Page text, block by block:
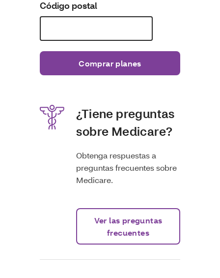
Código postal
Comprar planes
¿Tiene preguntas
sobre Medicare?
Obtenga respuestas a
preguntas frecuentes sobre
Medicare.
Ver las preguntas
frecuentes